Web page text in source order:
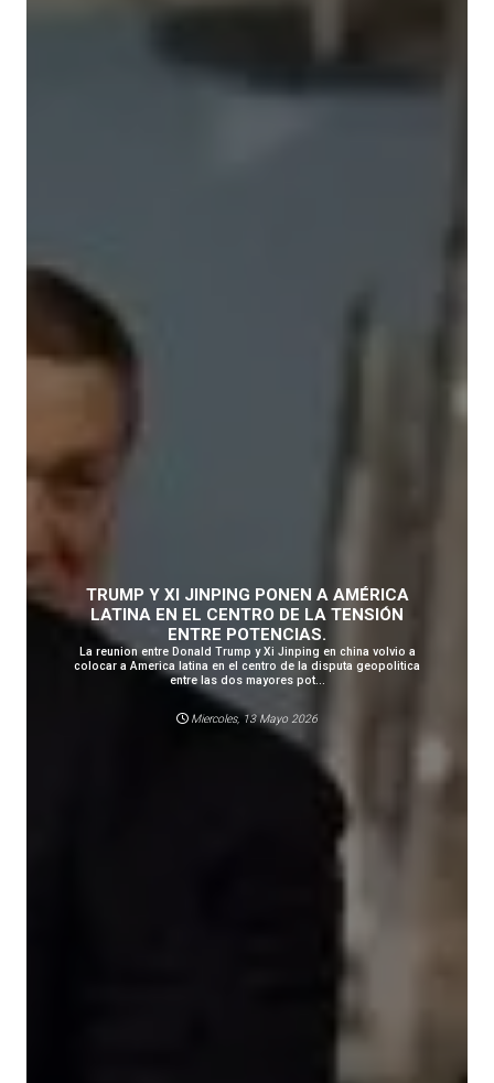
TRUMP Y XI JINPING PONEN A AMÉRICA
LATINA EN EL CENTRO DE LA TENSIÓN
ENTRE POTENCIAS.
La reunion entre Donald Trump y Xi Jinping en china volvio a
colocar a America latina en el centro de la disputa geopolitica
entre las dos mayores pot...
Miercoles, 13 Mayo 2026